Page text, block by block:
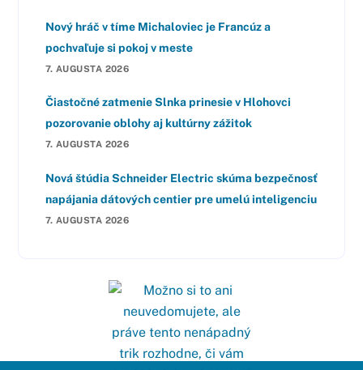
Nový hráč v tíme Michaloviec je Francúz a
pochvaľuje si pokoj v meste
7. AUGUSTA 2026
Čiastočné zatmenie Slnka prinesie v Hlohovci
pozorovanie oblohy aj kultúrny zážitok
7. AUGUSTA 2026
Nová štúdia Schneider Electric skúma bezpečnosť
napájania dátových centier pre umelú inteligenciu
7. AUGUSTA 2026